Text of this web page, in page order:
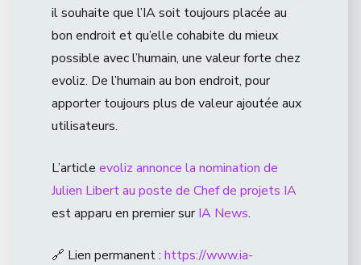
il souhaite que l’IA soit toujours placée au
bon endroit et qu’elle cohabite du mieux
possible avec l’humain, une valeur forte chez
evoliz. De l’humain au bon endroit, pour
apporter toujours plus de valeur ajoutée aux
utilisateurs.
L’article evoliz annonce la nomination de
Julien Libert au poste de Chef de projets IA
est apparu en premier surIA News.
🔗 Lien permanent : https://www.ia-